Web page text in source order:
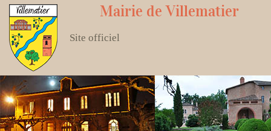
Mairie de Villematier
Site officiel